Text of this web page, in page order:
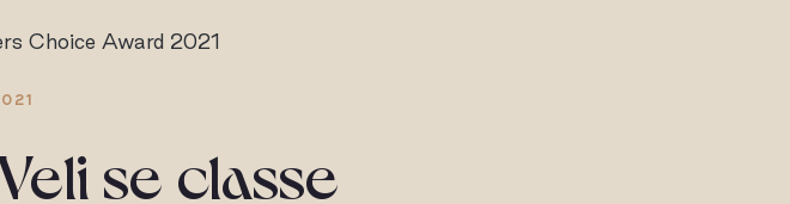
Choice Award 2021
se classe